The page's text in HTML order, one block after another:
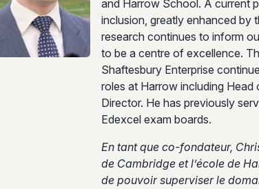
and Harrow School. A current
inclusion, greatly enhanced by
research continues to inform
to be a centre of excellence.
Shaftesbury Enterprise
roles at Harrow including
Director. He has previously
Edexcel exam boards.
En tant que co-fondateur,
de Cambridge et l’école de
de pouvoir superviser le